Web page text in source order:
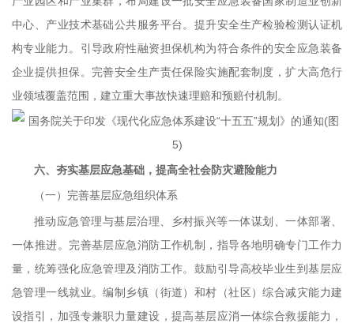
中心、产业技术基础公共服务平台。提升安全生产检验检测认证机
构专业能力。引导政府性融资担保机构为符合条件的安全应急装备
企业提供担保。完善安全生产责任保险实施配套制度，扩大高危行
业领域覆盖范围，建立重大事故快速理赔和预赔付机制。
六、夯实基层应急基础，提高全社会防灾避险能力
（一）完善基层应急组织体系
推动应急管理与基层治理、乡村振兴等一体谋划、一体部署、
一体推进。完善基层应急消防工作机制，指导各地明确专门工作力
量，统筹强化应急管理及消防工作。鼓励引导高校毕业生到基层应
急管理一线就业。编制乡镇（街道）和村（社区）综合减灾能力建
设指引，加强专兼职力量建设，提高基层应消一体综合救援能力，